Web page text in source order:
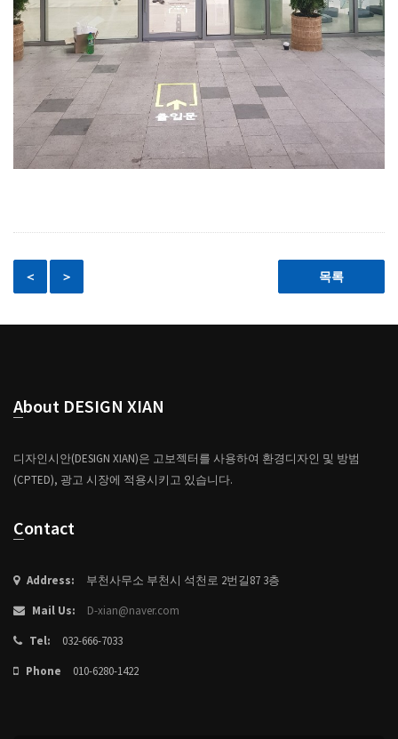
＜ ＞ 목록
About DESIGN XIAN
디자인시안(DESIGN XIAN)은 고보젝터를 사용하여 환경디자인 및 방범
(CPTED), 광고 시장에 적용시키고 있습니다.
Contact
Address:
부천사무소 부천시 석천로 2번길87 3층
Mail Us:
D-xian@naver.com
Tel:
032-666-7033
Phone
010-6280-1422